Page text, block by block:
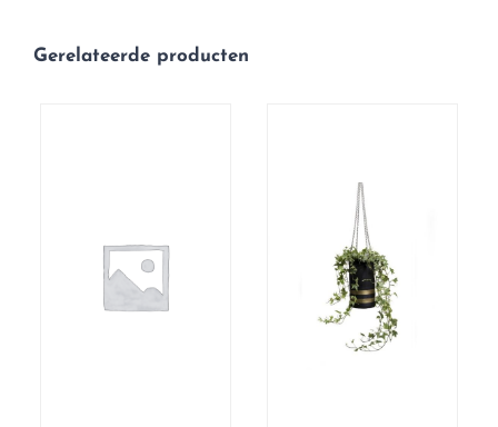
Gerelateerde producten